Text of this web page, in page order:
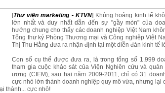
[Thư viện marketing - KTVN] Khủng hoảng kinh tế
lớn nhất và duy nhất dẫn đến sự "gầy mòn" của
hướng chung cho thấy các doanh nghiệp Việt Nam
Tổng thư ký Phòng Thương mại và Công nghiệp Việt
Thị Thu Hằng đưa ra nhận định tại một diễn đàn kinh tế
Con số cụ thể được đưa ra, là trong tổng số 1.999
tham gia cuộc khảo sát của Viện Nghiên cứu và quản
ương (CIEM), sau hai năm 2009-2011, chỉ có 31
cực nhỏ lớn thành doanh nghiệp quy mô vừa, nhưng lại
thành... cực nhỏ!